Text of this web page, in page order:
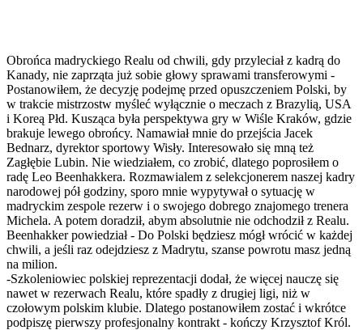
Obrońca madryckiego Realu od chwili, gdy przyleciał z kadrą do
Kanady, nie zaprząta już sobie głowy sprawami transferowymi -
Postanowiłem, że decyzję podejmę przed opuszczeniem Polski, by
w trakcie mistrzostw myśleć wyłącznie o meczach z Brazylią, USA
i Koreą Płd. Kusząca była perspektywa gry w Wiśle Kraków, gdzie
brakuje lewego obrońcy. Namawiał mnie do przejścia Jacek
Bednarz, dyrektor sportowy Wisły. Interesowało się mną też
Zagłębie Lubin. Nie wiedziałem, co zrobić, dlatego poprosiłem o
radę Leo Beenhakkera. Rozmawialem z selekcjonerem naszej kadry
narodowej pół godziny, sporo mnie wypytywał o sytuację w
madryckim zespole rezerw i o swojego dobrego znajomego trenera
Michela. A potem doradził, abym absolutnie nie odchodził z Realu.
Beenhakker powiedział - Do Polski będziesz mógł wrócić w każdej
chwili, a jeśli raz odejdziesz z Madrytu, szanse powrotu masz jedną
na milion.
-Szkoleniowiec polskiej reprezentacji dodał, że więcej nauczę się
nawet w rezerwach Realu, które spadły z drugiej ligi, niż w
czołowym polskim klubie. Dlatego postanowiłem zostać i wkrótce
podpiszę pierwszy profesjonalny kontrakt - kończy Krzysztof Król.